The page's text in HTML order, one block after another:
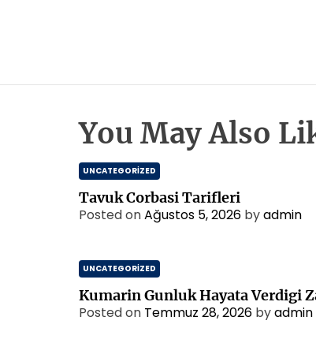
You May Also
UNCATEGORIZED
Tavuk Corbasi Tarifleri
Posted onAğustos 5, 2026 byadmin
UNCATEGORIZED
Kumarin Gunluk Hayata Verdigi
Posted on Temmuz 28, 2026 byadmin